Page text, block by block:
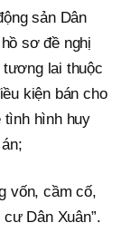
sản Dân
sơ đề nghị
lai thuộc
kiện bán cho
tình hình huy
vốn, cầm cố,
Dân Xuân”.